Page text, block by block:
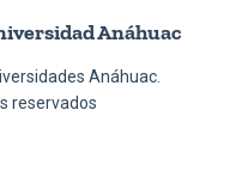
Anáhuac
Anáhuac.
reservados